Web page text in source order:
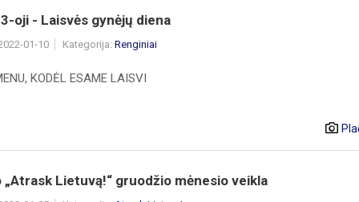
oji - Laisvės gynėjų diena
01-10 Kategorija: Renginiai
KODĖL ESAME LAISVI
Lietuvą!“ gruodžio mėnesio veikla